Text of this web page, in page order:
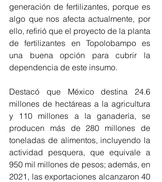
generación de fertilizantes, porque es
algo que nos afecta actualmente, por
ello, refirió que el proyecto de la planta
de fertilizantes en Topolobampo es
una buena opción para cubrir la
dependencia de este insumo.
Destacó que México destina 24.6
millones de hectáreas a la agricultura
y 110 millones a la ganadería, se
producen más de 280 millones de
toneladas de alimentos, incluyendo la
actividad pesquera, que equivale a
950 mil millones de pesos; además, en
2021, las exportaciones alcanzaron 40